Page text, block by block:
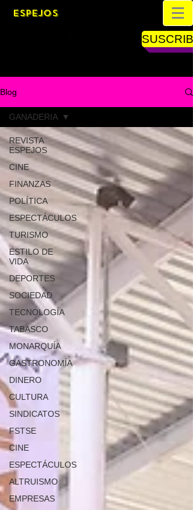
ESPEJOS
Blog
REVISTA
ESPEJOS
CINE
FINANZAS
POLÍTICA
ESPECTÁCULOS
TURISMO
ESTILO DE
VIDA
DEPORTES
SOCIEDAD
TECNOLOGÍA
TABASCO
MONARQUÍA
GASTRONOMÍA
DINERO
CULTURA
SINDICATOS
FSTSE
CINE
ESPECTÁCULOS
ALTRUISMO
EMPRESAS
GANADERIA